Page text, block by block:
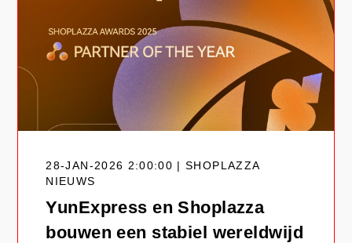
28-JAN-2026 2:00:00 | SHOPLAZZA
NIEUWS
YunExpress en Shoplazza
bouwen een stabiel wereldwijd